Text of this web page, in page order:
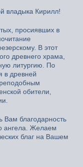
владыка Кирилл!
просиявших в
В этот
древнего храма,
литургию. По
в древней
обители,
Вам благодарность
ангела. Желаем
благ на Вашем